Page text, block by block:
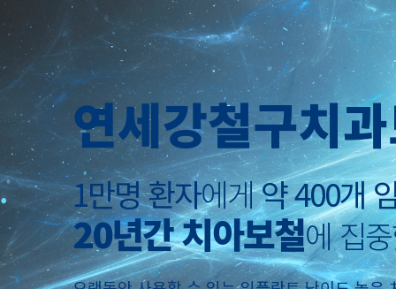
연세강철구치
1만명 환자에게약 400개
20년간 치아보철에 집